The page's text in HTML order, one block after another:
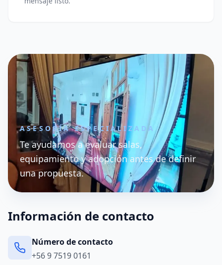
ASESORÍA ESPECIALIZADA
Te ayudamos a evaluar salas,
equipamiento y adopción antes de definir
una propuesta.
Información de contacto
Número de contacto
+56 9 7519 0161